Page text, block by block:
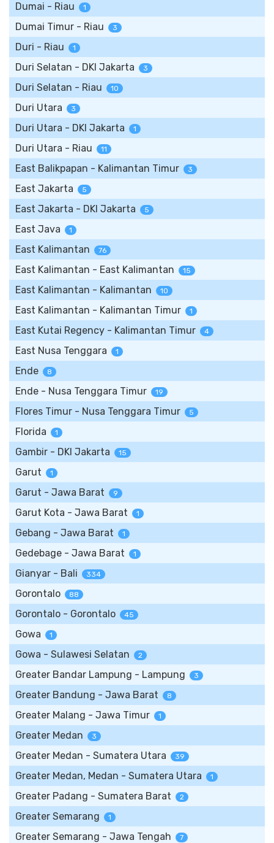
Dumai - Riau 1
Dumai Timur - Riau 3
Duri - Riau 1
Duri Selatan - DKI Jakarta 3
Duri Selatan - Riau 10
Duri Utara 3
Duri Utara - DKI Jakarta 1
Duri Utara - Riau 11
East Balikpapan - Kalimantan Timur 3
East Jakarta 5
East Jakarta - DKI Jakarta 5
East Java 1
East Kalimantan 76
East Kalimantan - East Kalimantan 15
East Kalimantan - Kalimantan 10
East Kalimantan - Kalimantan Timur 1
East Kutai Regency - Kalimantan Timur 4
East Nusa Tenggara 1
Ende 8
Ende - Nusa Tenggara Timur 19
Flores Timur - Nusa Tenggara Timur 5
Florida 1
Gambir - DKI Jakarta 15
Garut 1
Garut - Jawa Barat 9
Garut Kota - Jawa Barat 1
Gebang - Jawa Barat 1
Gedebage - Jawa Barat 1
Gianyar - Bali 334
Gorontalo 88
Gorontalo - Gorontalo 45
Gowa 1
Gowa - Sulawesi Selatan 2
Greater Bandar Lampung - Lampung 3
Greater Bandung - Jawa Barat 8
Greater Malang - Jawa Timur 1
Greater Medan 3
Greater Medan - Sumatera Utara 39
Greater Medan, Medan - Sumatera Utara 1
Greater Padang - Sumatera Barat 2
Greater Semarang 1
Greater Semarang - Jawa Tengah 7